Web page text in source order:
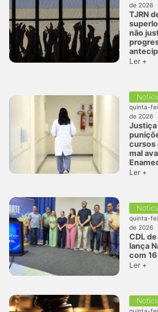
de 2026
TJRN
não
Ler +
quinta-
de 2026
cursos
mal
Ler +
quinta-
de 2026
CDL
lança
com
Ler +